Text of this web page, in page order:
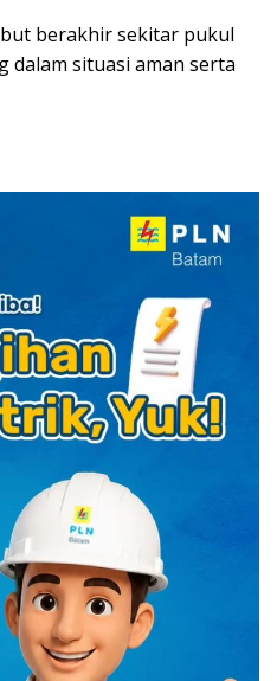
berakhir sekitar pukul
dalam situasi aman serta